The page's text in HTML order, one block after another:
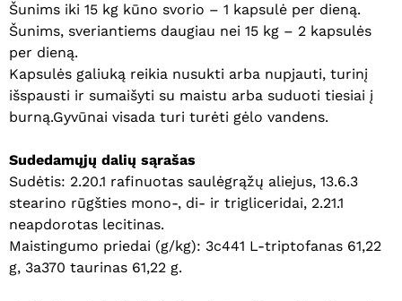
Šunims iki 15 kg kūno svorio – 1 kapsulė per dieną.
Šunims, sveriantiems daugiau nei 15 kg – 2 kapsulės
per dieną.
Kapsulės galiuką reikia nusukti arba nupjauti, turinį
išspausti ir sumaišyti su maistu arba suduoti tiesiai į
burną.Gyvūnai visada turi turėti gėlo vandens.
Sudedamųjų dalių sąrašas
Sudėtis: 2.20.1 rafinuotas saulėgrąžų aliejus, 13.6.3
stearino rūgšties mono-, di- ir trigliceridai, 2.21.1
neapdorotas lecitinas.
Maistingumo priedai (g/kg): 3c441 L-triptofanas 61,22
g, 3a370 taurinas 61,22 g.